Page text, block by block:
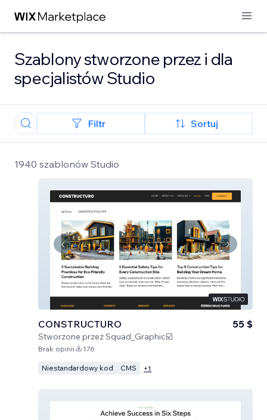
Szablony stworzone przez i dla
specjalistów Studio
Filtr Sortuj
1940 szablonów Studio
CONSTRUCTURO
Stworzone przezSquad_Graphic☑️
55 $
Brak opinii 176
Niestandardowy kod CMS +1